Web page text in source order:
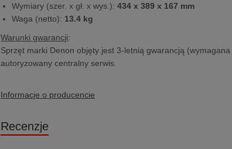
Wymiary (szer. x gł. x wys.): 434 x 389 x 167 mm
Waga (netto): 13.4 kg
Warunki gwarancji:
Sprzęt marki Denon objęty jest 3-letnią gwarancją
autoryzowany centralny serwis.
Informacje o producencie
Recenzje